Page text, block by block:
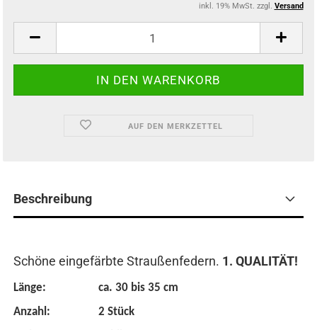
inkl. 19% MwSt. zzgl. Versand
AUF DEN MERKZETTEL
Beschreibung
Schöne eingefärbte Straußenfedern. 1. QUALITÄT!
Länge:
Anzahl:
ca. 30 bis 35 cm
2 Stück